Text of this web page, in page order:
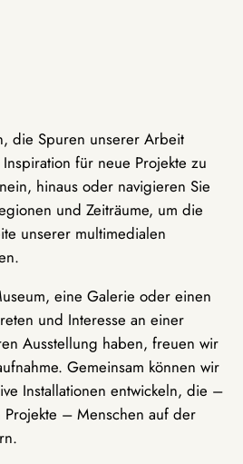
die Spuren unserer Arbeit
für neue Projekte zu
hinaus oder navigieren Sie
und Zeiträume, um die
unserer multimedialen
eine Galerie oder einen
und Interesse an einer
Ausstellung haben, freuen wir
Gemeinsam können wir
Installationen entwickeln, die –
– Menschen auf der